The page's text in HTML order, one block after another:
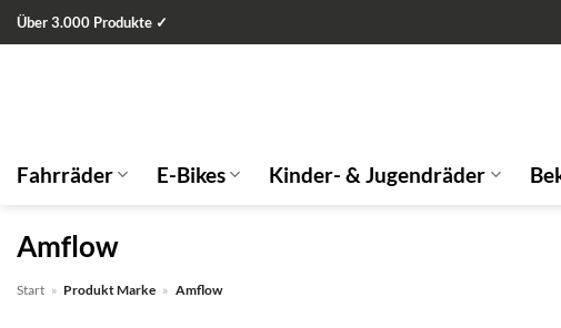
Zum
Inhalt
Über 3.000 Produkte ✓
Fahrräder E-Bikes Kinder- & Jugendräder
Amflow
Start » Produkt Marke » Amflow